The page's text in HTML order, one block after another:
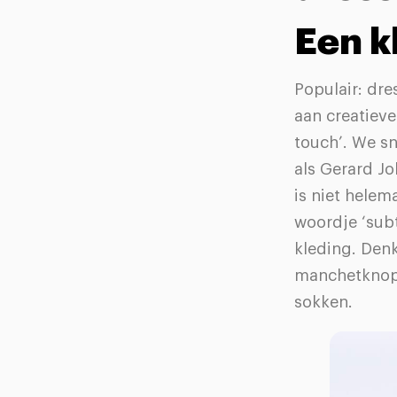
Een
Populair:
aan
touch’. We
als Gerard
is niet
woordje
kleding.
sokken.